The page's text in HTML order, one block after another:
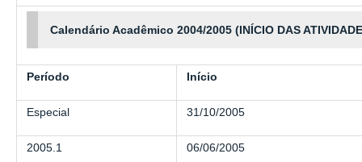
Calendário Acadêmico 2004/2005 (INÍCIO DAS
Período Início
Especial 31/10/2005
2005.1 06/06/2005